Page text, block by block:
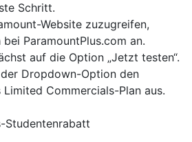
Schritt.
Website zuzugreifen,
ParamountPlus.com an.
auf die Option „Jetzt testen“.
der Dropdown-Option den
Limited Commercials-Plan aus.
Studentenrabatt